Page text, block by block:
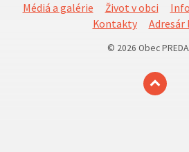
Médiá a galérie
Život v obci
Kontakty
Adresár
© 2026 Obec